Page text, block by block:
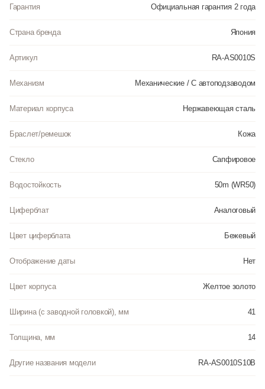
Гарантия Официальная гарантия 2 года
Страна бренда Япония
Артикул RA-AS0010S
Механизм Механические / С автоподзаводом
Материал корпуса Нержавеющая сталь
Браслет/ремешок Кожа
Стекло Сапфировое
Водостойкость 50m (WR50)
Циферблат Аналоговый
Цвет циферблата Бежевый
Отображение даты Нет
Цвет корпуса Желтое золото
Ширина (с заводной головкой), мм 41
Толщина, мм 14
Другие названия модели RA-AS0010S10B